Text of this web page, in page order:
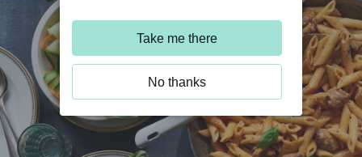
Take me there
No thanks